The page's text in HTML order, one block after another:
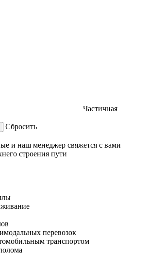
Частичная
Сбросить
и наш менеджер свяжется с вами
строения пути
перевозок
транспортом